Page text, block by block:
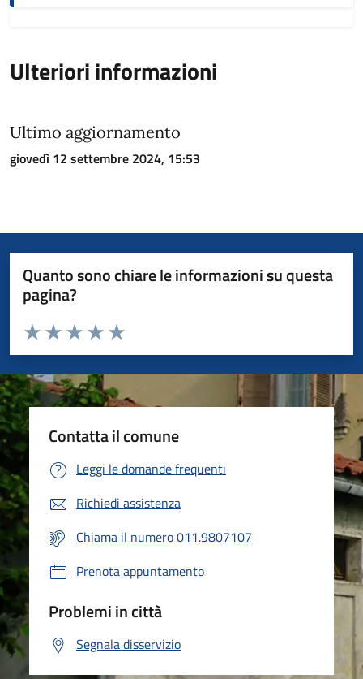
Ulteriori informazioni
Ultimo aggiornamento
giovedì 12 settembre 2024, 15:53
Quanto sono chiare le informazioni su questa
pagina?
Valuta da 1 a 5 stelle la pagina
Valuta 5 stelle su 5
Valuta 4 stelle su 5
Valuta 3 stelle su 5
Valuta 2 stelle su 5
Valuta 1 stelle su 5
Contatta il comune
Leggi le domande frequenti
Richiedi assistenza
Chiama il numero 011.9807107
Prenota appuntamento
Problemi in città
Segnala disservizio